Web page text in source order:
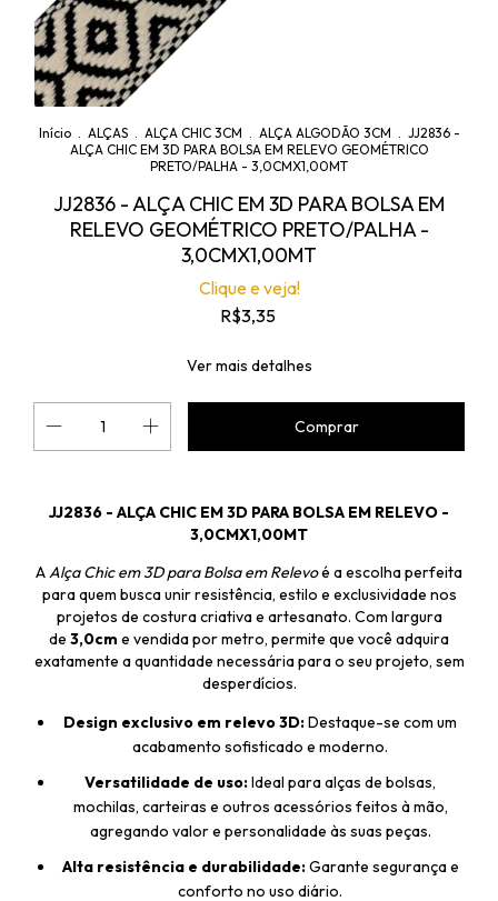
Início . ALÇAS . ALÇA CHIC 3CM . ALÇA ALGODÃO 3CM . JJ2836 -
ALÇA CHIC EM 3D PARA BOLSA EM RELEVO GEOMÉTRICO
PRETO/PALHA - 3,0CMX1,00MT
JJ2836 - ALÇA CHIC EM 3D PARA BOLSA EM
RELEVO GEOMÉTRICO PRETO/PALHA -
3,0CMX1,00MT
Clique e veja!
R$3,35
Ver mais detalhes
JJ2836 - ALÇA CHIC EM 3D PARA BOLSA EM RELEVO -
3,0CMX1,00MT
AAlça Chic em 3D para Bolsa em Relevoé a escolha perfeita
para quem busca unir resistência, estilo e exclusividade nos
projetos de costura criativa e artesanato. Com largura
de 3,0cm e vendida por metro, permite que você adquira
exatamente a quantidade necessária para o seu projeto, sem
desperdícios.
Design exclusivo em relevo 3D:Destaque-se com um
acabamento sofisticado e moderno.
Versatilidade de uso:Ideal para alças de bolsas,
mochilas, carteiras e outros acessórios feitos à mão,
agregando valor e personalidade às suas peças.
Alta resistência e durabilidade:Garante segurança e
conforto no uso diário.